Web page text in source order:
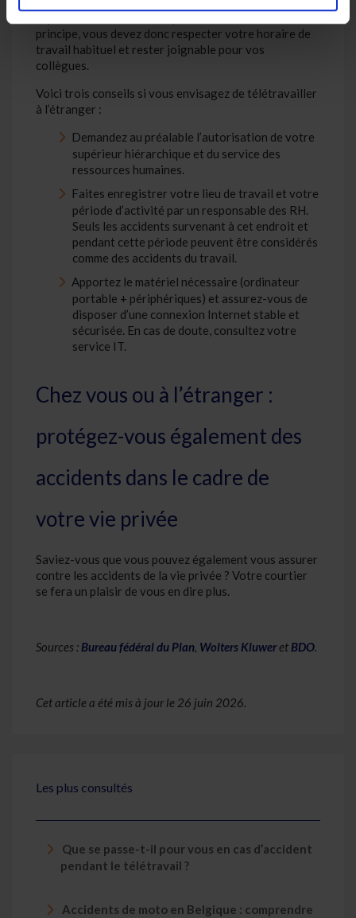
principe, vous devez donc respecter votre horaire de
travail habituel et rester joignable pour vos
collègues.
Voici trois conseils si vous envisagez de télétravailler
à l’étranger :
Demandez au préalable l’autorisation de votre
supérieur hiérarchique et du service des
ressources humaines.
Faites enregistrer votre lieu de travail et votre
période d’activité par un responsable des RH.
Seuls les accidents survenant à cet endroit et
pendant cette période peuvent être considérés
comme des accidents du travail.
Apportez le matériel nécessaire (ordinateur
portable + périphériques) et assurez-vous de
disposer d’une connexion Internet stable et
sécurisée. En cas de doute, consultez votre
service IT.
Chez vous ou à l’étranger :
protégez-vous également des
accidents dans le cadre de
votre vie privée
Saviez-vous que vous pouvez également vous assurer
contre les accidents de la vie privée ? Votre courtier
se fera un plaisir de vous en dire plus.
Sources : Bureau fédéral du Plan, Wolters Kluweret BDO.
Cet article a été mis à jour le 26 juin 2026.
Les plus consultés
Que se passe-t-il pour vous en cas d’accident
pendant le télétravail ?
Accidents de moto en Belgique : comprendre